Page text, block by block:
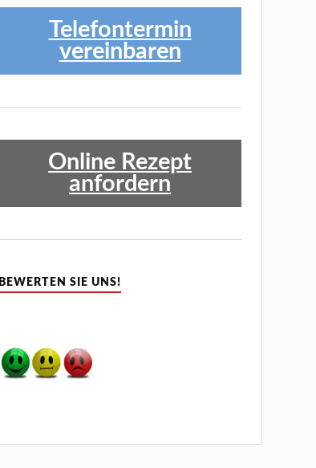
Telefontermin
vereinbaren
Online Rezept
anfordern
BEWERTEN SIE UNS!